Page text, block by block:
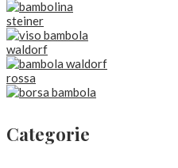
Categorie